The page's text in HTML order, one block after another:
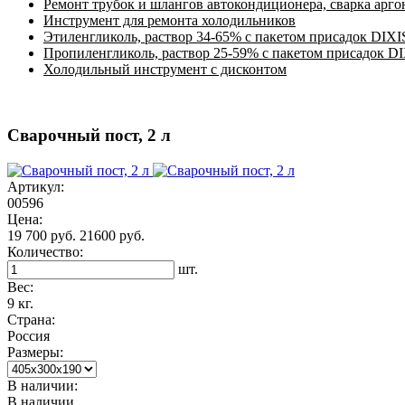
Ремонт трубок и шлангов автокондиционера, сварка
Инструмент для ремонта холодильников
Этиленгликоль, раствор 34-65% с пакетом присадок
Пропиленгликоль, раствор 25-59% с пакетом присадок
Холодильный инструмент с дисконтом
Сварочный пост, 2 л
Артикул:
00596
Цена:
19 700 руб. 21600 руб.
Количество:
шт.
Вес:
9 кг.
Страна:
Россия
Размеры:
В наличии:
В наличии